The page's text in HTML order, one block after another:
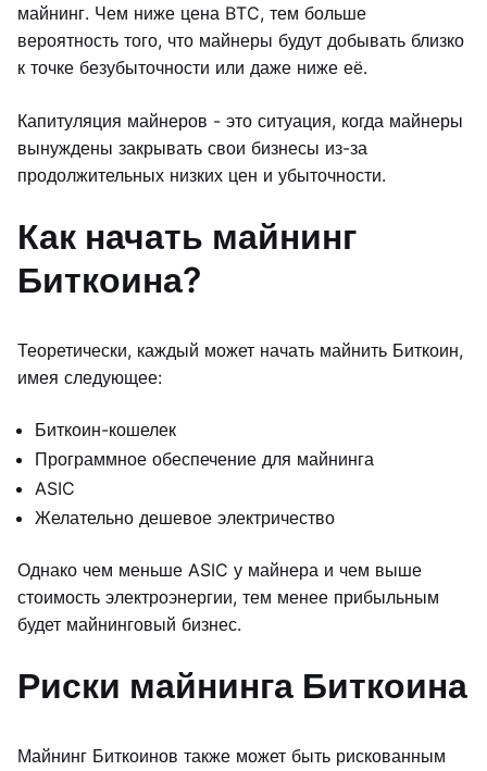
майнинг. Чем ниже цена BTC, тем больше
вероятность того, что майнеры будут добывать близко
к точке безубыточности или даже ниже её.
Капитуляция майнеров - это ситуация, когда майнеры
вынуждены закрывать свои бизнесы из-за
продолжительных низких цен и убыточности.
Как начать майнинг
Биткоина?
Теоретически, каждый может начать майнить Биткоин,
имея следующее:
Биткоин-кошелек
Программное обеспечение для майнинга
ASIC
Желательно дешевое электричество
Однако чем меньше ASIC у майнера и чем выше
стоимость электроэнергии, тем менее прибыльным
будет майнинговый бизнес.
Риски майнинга Биткоина
Майнинг Биткоинов также может быть рискованным